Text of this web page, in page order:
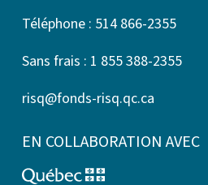
Téléphone : 514 866-2355
Sans frais : 1 855 388-2355
risq@fonds-risq.qc.ca
EN COLLABORATION AVEC